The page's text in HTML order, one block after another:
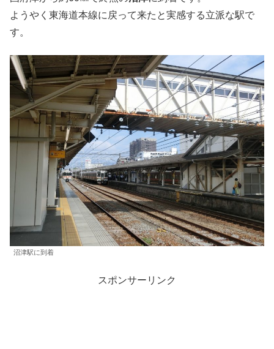
ようやく東海道本線に戻って来たと実感する立派な駅で
す。
沼津駅に到着
スポンサーリンク